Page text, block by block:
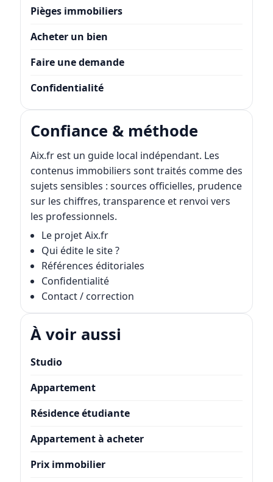
Pièges immobiliers
Acheter un bien
Faire une demande
Confidentialité
Confiance & méthode
Aix.fr est un guide local indépendant. Les
contenus immobiliers sont traités comme des
sujets sensibles : sources officielles, prudence
sur les chiffres, transparence et renvoi vers
les professionnels.
Le projet Aix.fr
Qui édite le site ?
Références éditoriales
Confidentialité
Contact / correction
À voir aussi
Studio
Appartement
Résidence étudiante
Appartement à acheter
Prix immobilier